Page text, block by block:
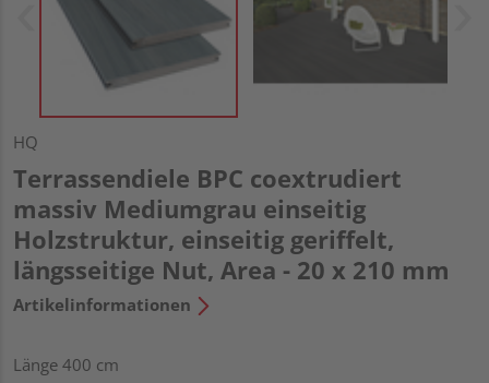
HQ
Terrassendiele BPC coextrudiert
massiv Mediumgrau einseitig
Holzstruktur, einseitig geriffelt,
längsseitige Nut, Area - 20 x 210 mm
Artikelinformationen
Länge 400 cm